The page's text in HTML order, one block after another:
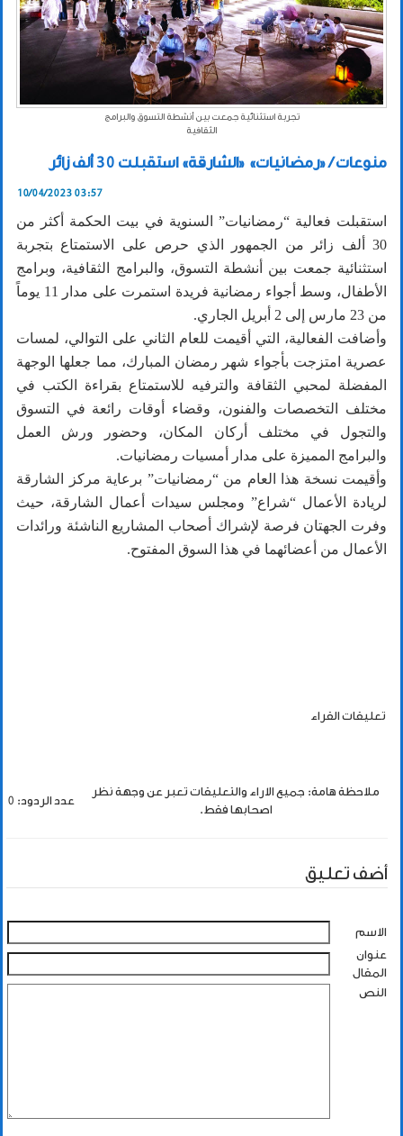
تجربة استثنائية جمعت بين أنشطة التسوق والبرامج
الثقافية
منوعات / «رمضانيات» «الشارقة» استقبلت 30 ألف زائر
10/04/2023 03:57
استقبلت فعالية “رمضانيات” السنوية في بيت الحكمة أكثر من
30 ألف زائر من الجمهور الذي حرص على الاستمتاع بتجربة
استثنائية جمعت بين أنشطة التسوق، والبرامج الثقافية، وبرامج
الأطفال، وسط أجواء رمضانية فريدة استمرت على مدار 11 يوماً
من 23 مارس إلى 2 أبريل الجاري.
وأضافت الفعالية، التي أقيمت للعام الثاني على التوالي، لمسات
عصرية امتزجت بأجواء شهر رمضان المبارك، مما جعلها الوجهة
المفضلة لمحبي الثقافة والترفيه للاستمتاع بقراءة الكتب في
مختلف التخصصات والفنون، وقضاء أوقات رائعة في التسوق
والتجول في مختلف أركان المكان، وحضور ورش العمل
والبرامج المميزة على مدار أمسيات رمضانيات.
وأقيمت نسخة هذا العام من “رمضانيات” برعاية مركز الشارقة
لريادة الأعمال “شراع” ومجلس سيدات أعمال الشارقة، حيث
وفرت الجهتان فرصة لإشراك أصحاب المشاريع الناشئة ورائدات
الأعمال من أعضائهما في هذا السوق المفتوح.
تعليقات القراء
ملاحظة هامة: جميع الاراء والتعليقات تعبر عن وجهة نظر
اصحابها فقط.
عدد الردود: 0
أضف تعليق
الاسم
عنوان
المقال
النص